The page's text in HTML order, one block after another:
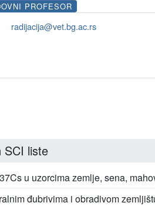
PROFESOR
radijacija@vet.bg.ac.rs
SCI liste
u uzorcima zemlje, sena,
đubrivima i obradivom